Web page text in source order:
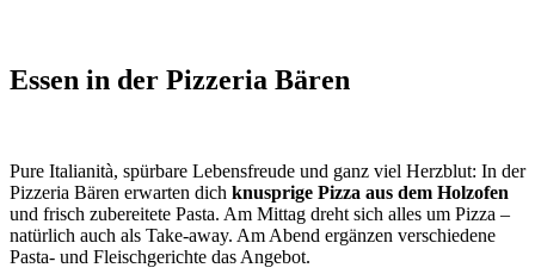
Essen in der Pizzeria Bären
Pure Italianità, spürbare Lebensfreude und ganz viel Herzblut: In der
Pizzeria Bären erwarten dich knusprige Pizza aus dem Holzofen
und frisch zubereitete Pasta. Am Mittag dreht sich alles um Pizza –
natürlich auch als Take-away. Am Abend ergänzen verschiedene
Pasta- und Fleischgerichte das Angebot.